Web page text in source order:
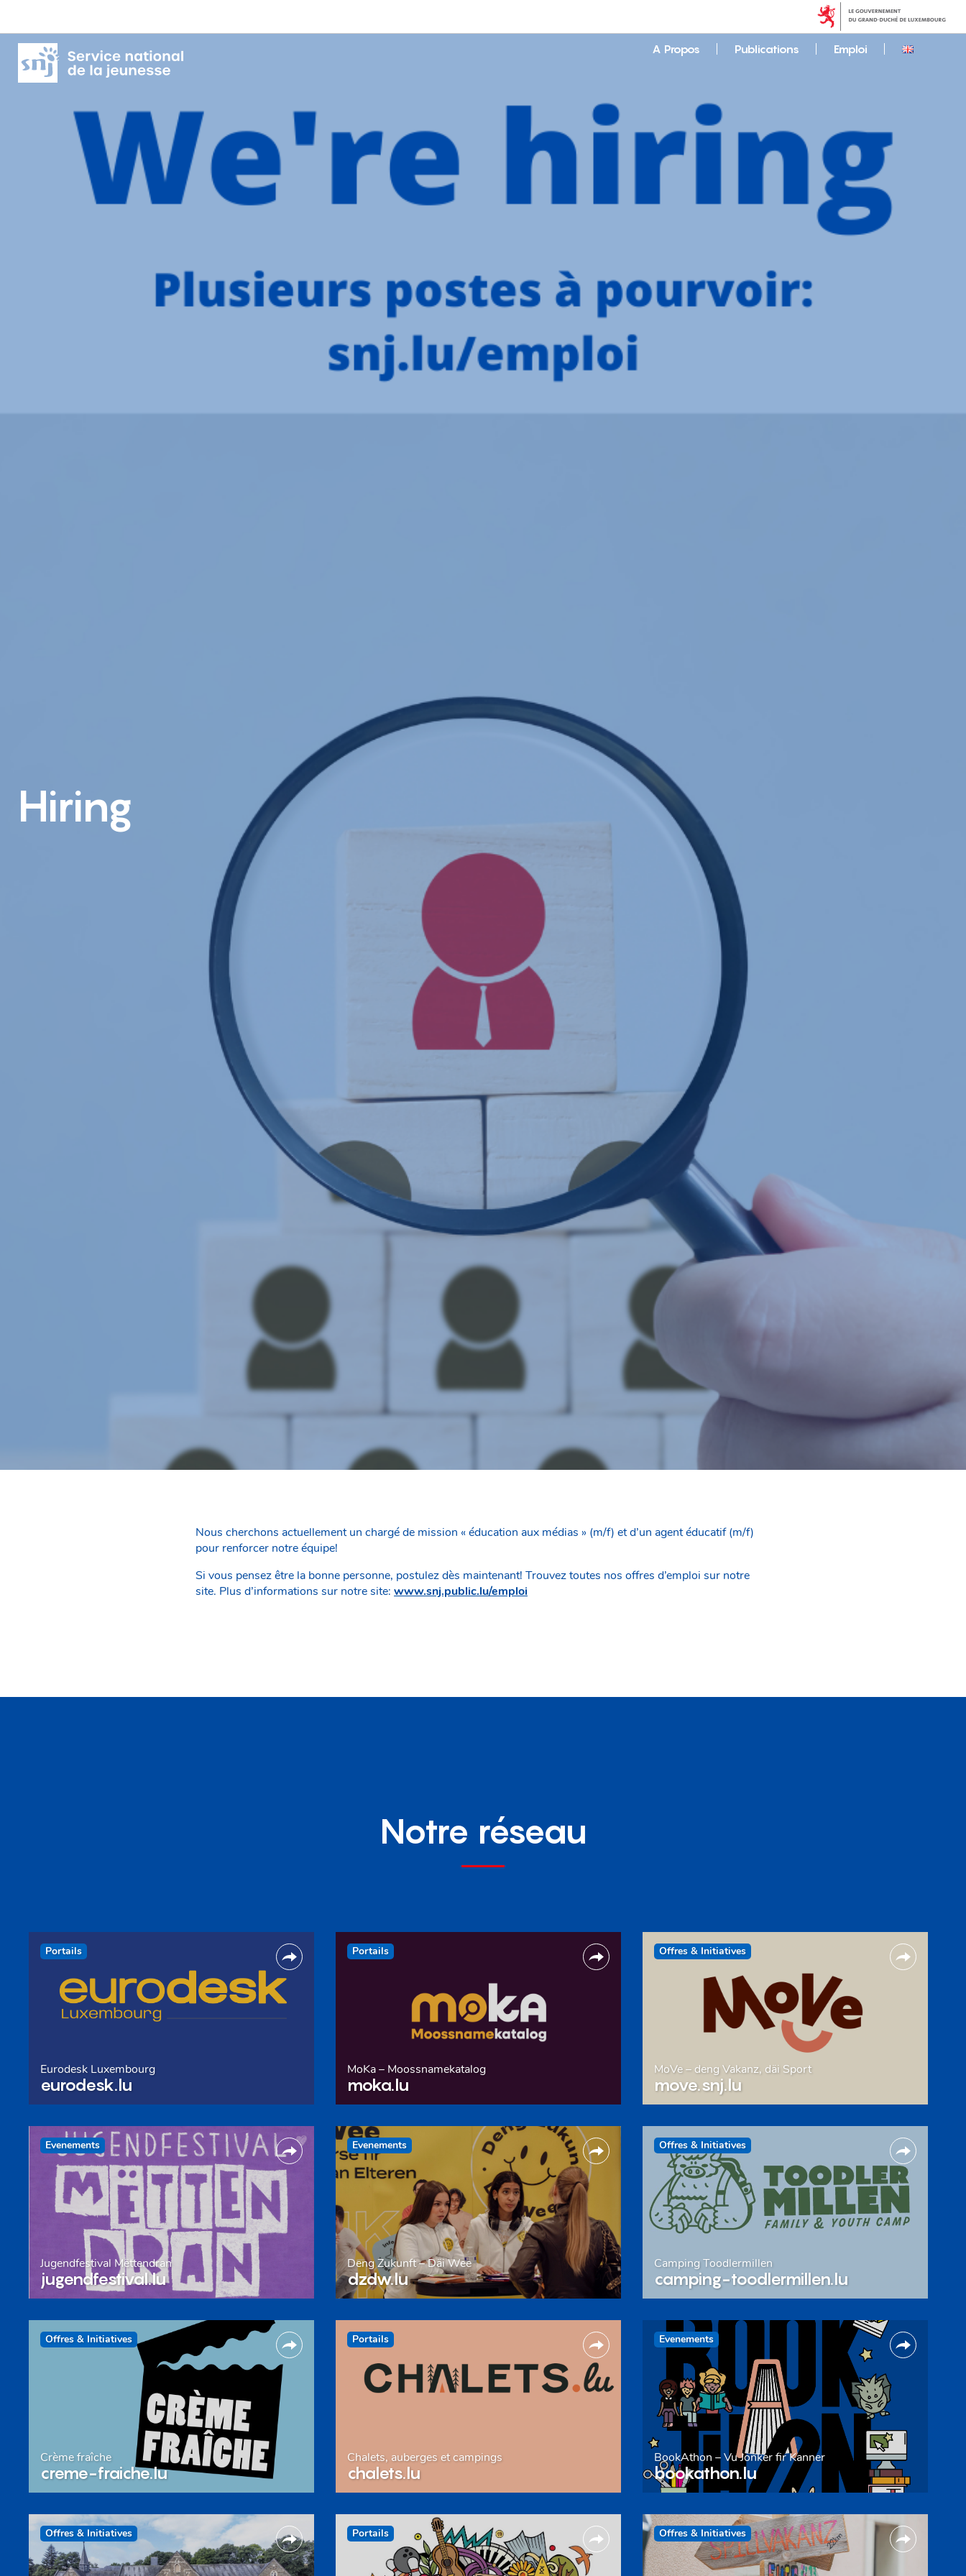
A Propos Publications Emploi
Hiring
Nous cherchons actuellement un chargé de mission « éducation aux médias » (m/f) et d’un agent éducatif (m/f)
pour renforcer notre équipe!
Si vous pensez être la bonne personne, postulez dès maintenant! Trouvez toutes nos offres d’emploi sur notre
site. Plus d’informations sur notre site: www.snj.public.lu/emploi
Notre réseau
Portails
Eurodesk Luxembourg
eurodesk.lu
Portails
MoKa – Moossnamekatalog
moka.lu
Offres & Initiatives
MoVe – deng Vakanz, däi Sport
move.snj.lu
Evenements
Jugendfestival Mëttendran
jugendfestival.lu
Evenements
Deng Zukunft – Däi Wee
dzdw.lu
Offres & Initiatives
Camping Toodlermillen
camping-toodlermillen.lu
Offres & Initiatives
Crème fraîche
creme-fraiche.lu
Portails
Chalets, auberges et campings
chalets.lu
Evenements
BookAthon – Vu Jonker fir Kanner
bookathon.lu
Offres & Initiatives Portails Offres & Initiatives